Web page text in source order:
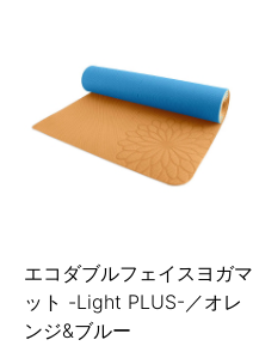
エコダブルフェイスヨガマ
ット -Light PLUS-／オレ
ンジ&ブルー